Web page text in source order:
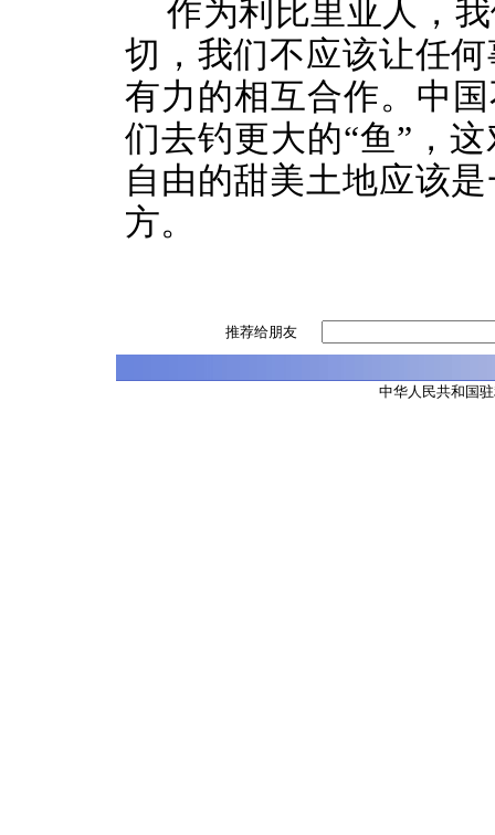
作为利比里亚人，
切，我们不应该让任
有力的相互合作。中
们去钓更大的“鱼”，
自由的甜美土地应该
方。
推荐给朋友
中华人民共和国